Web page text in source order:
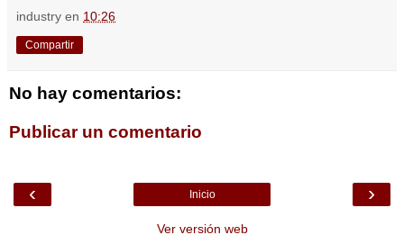
industry en 10:26
Compartir
No hay comentarios:
Publicar un comentario
‹ ›
Inicio
Ver versión web